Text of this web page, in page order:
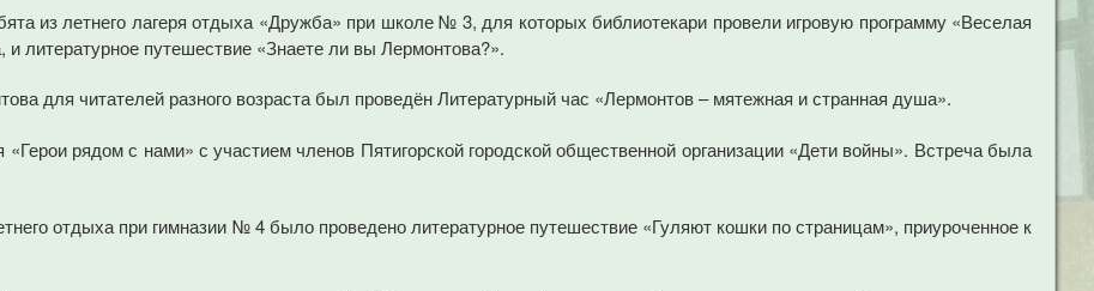
из летнего лагеря отдыха «Дружба» при школе № 3, для которых библиотекари провели игровую программу «Веселая
литературное путешествие «Знаете ли вы Лермонтова?».
для читателей разного возраста был проведён Литературный час «Лермонтов – мятежная и странная душа».
рядом с нами» с участием членов Пятигорской городской общественной организации «Дети войны». Встреча была
отдыха при гимназии № 4 было проведено литературное путешествие «Гуляют кошки по страницам», приуроченное к